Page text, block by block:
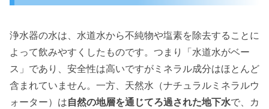
浄水器の水は、水道水から不純物や塩素を除去することに
よって飲みやすくしたものです。つまり「水道水がベー
ス」であり、安全性は高いですがミネラル成分はほとんど
含まれていません。一方、天然水（ナチュラルミネラルウ
ォーター）は自然の地層を通じてろ過された地下水で、カ